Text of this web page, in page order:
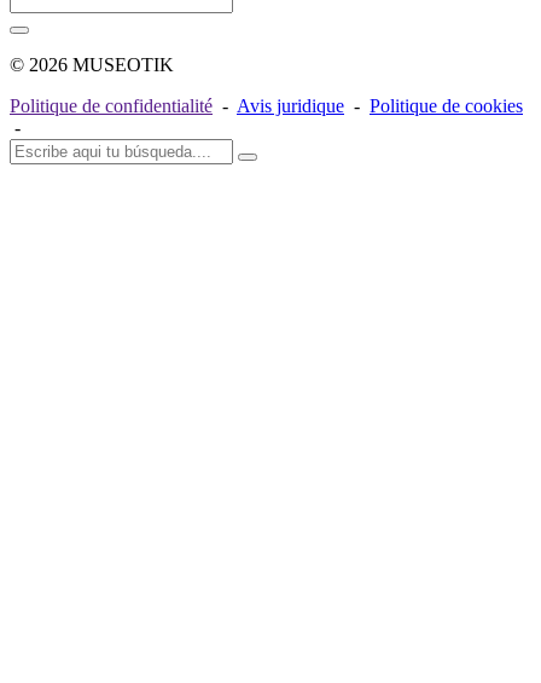
© 2026 MUSEOTIK
Politique de confidentialité - Avis juridique - Politique de cookies
-